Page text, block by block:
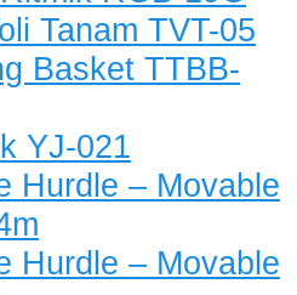
Tanam TVT-05
Basket TTBB-
YJ-021
Hurdle – Movable
Hurdle – Movable